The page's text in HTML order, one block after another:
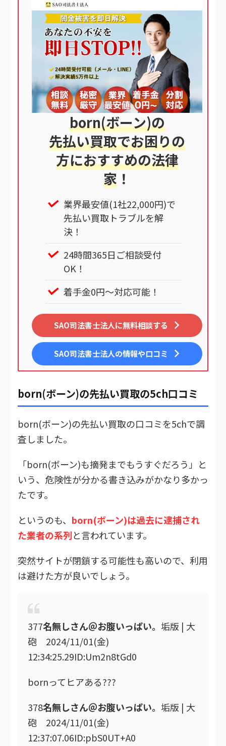
born(ボーン)の
先払い買取でお困りの
方におすすめの法律
家 ！
業界最安値(1社22,000円)で
先払い買取トラブルを解
決！
24時間365日ご相談受付
OK！
着手金0円～対応可能！
SAO司法書士法人に無料相談する
SAO司法書士法人の情報や口コミ
born(ボーン)の先払い買取の5ch口コミ
born(ボーン)の先払い買取の口コミを5chで調
査しました。
「born(ボーン)も摘発までもうすぐだろう」と
いう、危険性が分かる書き込みがかなり多かっ
たです。
というのも、 born(ボーン)は過去に逮捕され
た業者の系列と言われています。
突然サイトが閉鎖する可能性も高いので、利用
は避けた方が良いでしょう。
377名無しさん＠お腹いっぱい。 垢版 | 大
砲 2024/11/01(金)
12:34:25.29ID:Um2n8tGd0
bornってヒアある???
378名無しさん＠お腹いっぱい。 垢版 | 大
砲 2024/11/01(金)
12:37:07.06ID:pbS0UT+A0